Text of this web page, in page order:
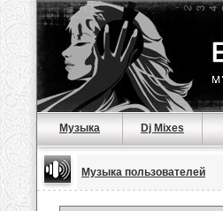
Музыка Dj Mixes
Музыка пользователей